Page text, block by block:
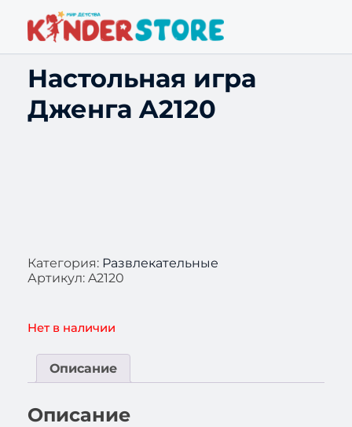
Настольная игра
Дженга A2120
Категория: Развлекательные
Артикул: A2120
Нет в наличии
Описание
Описание